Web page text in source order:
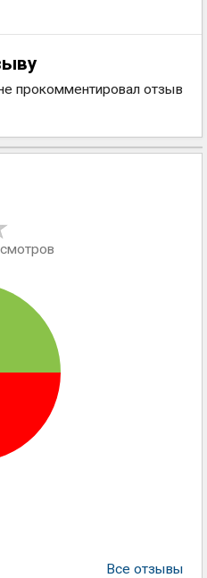
прокомментировал отзыв
Все отзывы